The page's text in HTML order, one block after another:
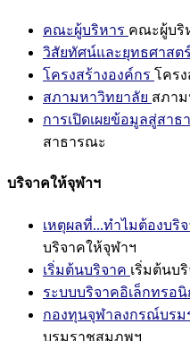
คณะผู้บริหาร คณะผู้บริ
วิสัยทัศน์และยุทธศาสตร์
โครงสร้างองค์กร โคร
สภามหาวิทยาลัย สภา
การเปิดเผยข้อมูลสู่สาธ
สาธารณะ
บริจาคให้จุฬาฯ
เหตุผลที่...ทำไมต้องบริ
บริจาคให้จุฬาฯ
เริ่มต้นบริจาค เริ่มต้นบ
ระบบบริจาคอิเล็กทรอ
กองทุนจุฬาลงกรณ์บร
บรมราชสมภพฯ